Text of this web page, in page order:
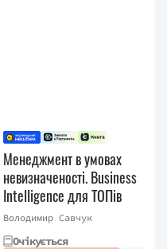
Менеджмент в умовах
невизначеності. Business
Intelligence для ТОПів
Володимир Савчук
Очікується